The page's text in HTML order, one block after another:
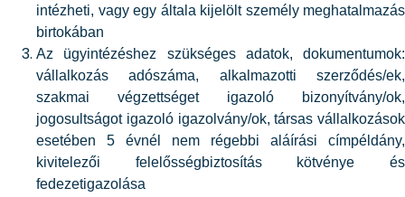
intézheti, vagy egy általa kijelölt személy meghatalmazás
birtokában
Az ügyintézéshez szükséges adatok, dokumentumok:
vállalkozás adószáma, alkalmazotti szerződés/ek,
szakmai végzettséget igazoló bizonyítvány/ok,
jogosultságot igazoló igazolvány/ok, társas vállalkozások
esetében 5 évnél nem régebbi aláírási címpéldány,
kivitelezői felelősségbiztosítás kötvénye és
fedezetigazolása